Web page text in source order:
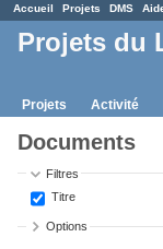
Accueil Projets DMS
Projets du
Projets Activité
Documents
Filtres
Titre
Options